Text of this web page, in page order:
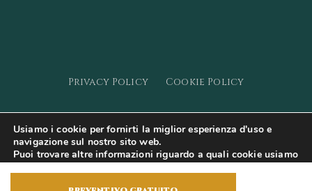
Privacy Policy Cookie Policy
Marketingby EQUAL
Usiamo i cookie per fornirti la miglior esperienza d'uso e
navigazione sul nostro sito web.
Puoi trovare altre informazioni riguardo a quali cookie usiamo
sul sito o disabilitarli nelleimpostazioni.